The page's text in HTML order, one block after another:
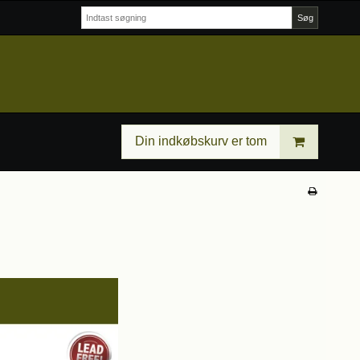
Søg
Din indkøbskurv er tom